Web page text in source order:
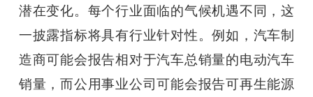
潜在变化。每个行业面临的气候机遇不同，这
一披露指标将具有行业针对性。例如，汽车制
造商可能会报告相对于汽车总销量的电动汽车
销量，而公用事业公司可能会报告可再生能源